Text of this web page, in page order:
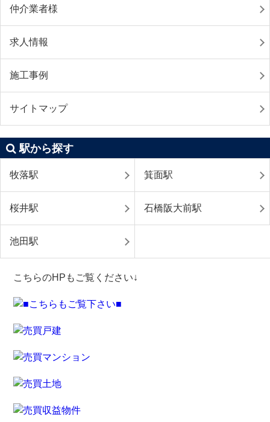
仲介業者様
求人情報
施工事例
サイトマップ
駅から探す
牧落駅 箕面駅
桜井駅 石橋阪大前駅
池田駅
こちらのHPもご覧ください↓